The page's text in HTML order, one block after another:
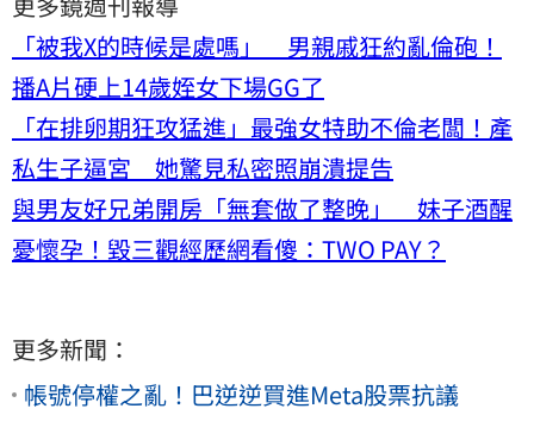
「被我X的時候是處嗎」 男親戚狂約亂倫砲！
播A片硬上14歲姪女下場GG了
「在排卵期狂攻猛進」最強女特助不倫老闆！產
私生子逼宮 她驚見私密照崩潰提告
與男友好兄弟開房「無套做了整晚」 妹子酒醒
憂懷孕！毀三觀經歷網看傻：TWO PAY？
更多新聞：
帳號停權之亂！巴逆逆買進Meta股票抗議